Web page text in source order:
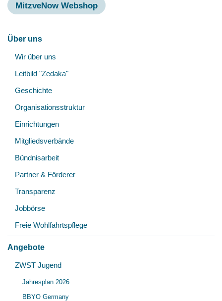
MitzveNow Webshop
Hauptnavigation
Über uns
Wir über uns
Leitbild "Zedaka"
Geschichte
Organisationsstruktur
Einrichtungen
Mitgliedsverbände
Bündnisarbeit
Partner & Förderer
Transparenz
Jobbörse
Freie Wohlfahrtspflege
Angebote
ZWST Jugend
Jahresplan 2026
BBYO Germany